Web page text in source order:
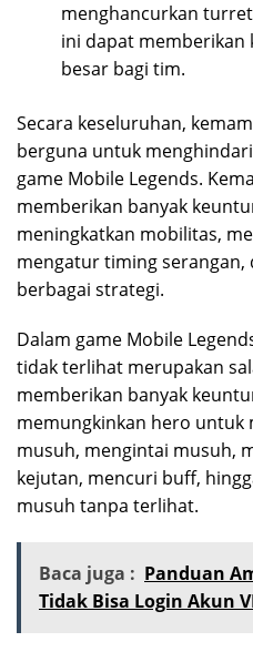
menghancurkan
ini dapat memberikan
besar bagi tim.
Secara keseluruhan,
berguna untuk
game Mobile Legends.
memberikan banyak
meningkatkan mobilitas,
mengatur timing serangan,
berbagai strategi.
Dalam game Mobile
tidak terlihat merupakan
memberikan banyak
memungkinkan hero untuk
musuh, mengintai musuh,
kejutan, mencuri buff,
musuh tanpa terlihat.
Baca juga : Panduan
Tidak Bisa Login Akun